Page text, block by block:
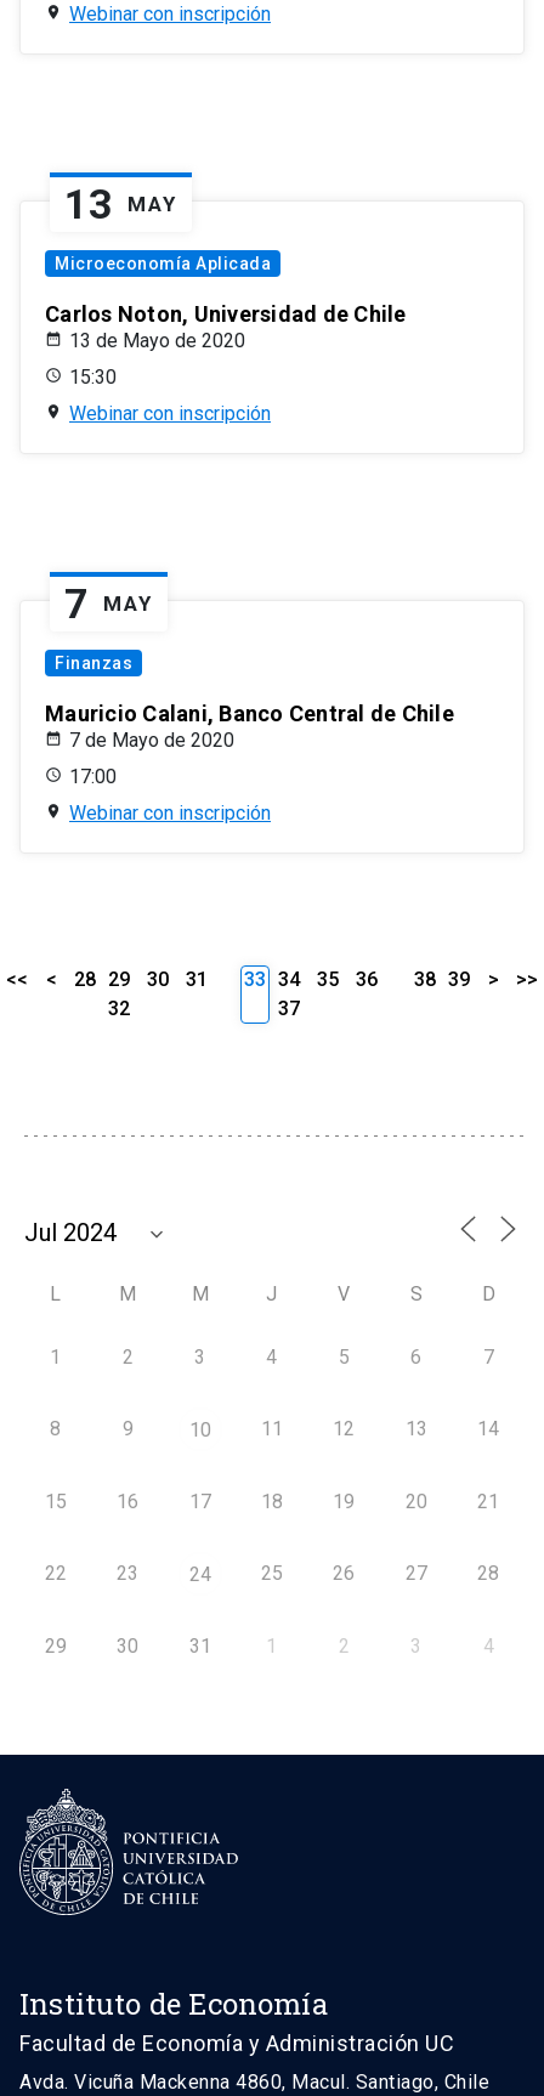
Webinar con inscripción
13 MAY
Microeconomía Aplicada
Carlos Noton, Universidad de Chile
13 de Mayo de 2020
15:30
Webinar con inscripción
7 MAY
Finanzas
Mauricio Calani, Banco Central de Chile
7 de Mayo de 2020
17:00
Webinar con inscripción
<< < 28 29 30
31
32
33 34 35
36
37
38 39 > >>
L M M J V S D
1 2 3 4 5 6 7
8 9 10 11 12 13 14
15 16 17 18 19 20 21
22 23 24 25 26 27 28
29 30 31 1 2 3 4
Instituto de Economía
Facultad de Economía y Administración UC
Avda. Vicuña Mackenna 4860, Macul. Santiago, Chile